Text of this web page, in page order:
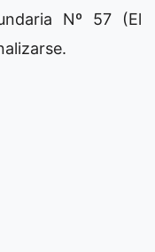
Nº 57 (El